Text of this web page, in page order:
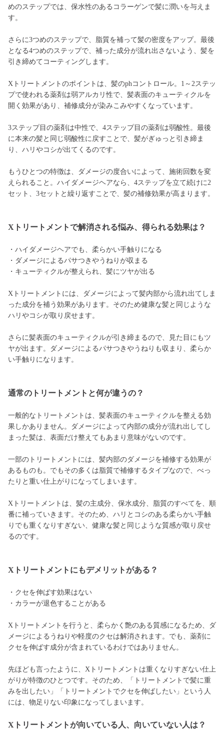
めのステップでは、保水性のあるコラーゲンで髪に潤いを与えま
す。
さらに3つめのステップで、脂質を補って髪の密度をアップ。最後
となる4つめのステップで、補った成分が流れ出さないよう、髪を
引き締めてコーティングします。
Xトリートメントのポイントは、髪のphコントロール。1～2ステッ
プで使われる薬剤は弱アルカリ性で、髪表面のキューティクルを
開く効果があり、補修成分が染みこみやすくなっています。
3ステップ目の薬剤は中性で、4ステップ目の薬剤は弱酸性。最後
に本来の髪と同じ弱酸性に戻すことで、髪がぎゅっと引き締ま
り、ハリやコシが出てくるのです。
もうひとつの特徴は、ダメージの度合いによって、施術回数を変
えられること。ハイダメージヘアなら、4ステップを立て続けに2
セット、3セットと繰り返すことで、髪の補修効果が高まります。
Xトリートメントで解消される悩み、得られる効果は？
・ハイダメージヘアでも、柔らかい手触りになる
・ダメージによるパサつきやうねりが収まる
・キューティクルが整えられ、髪にツヤが出る
Xトリートメントには、ダメージによって髪内部から流れ出てしま
った成分を補う効果があります。そのため健康な髪と同じような
ハリやコシが取り戻せます。
さらに髪表面のキューティクルが引き締まるので、見た目にもツ
ヤが出ます。ダメージによるパサつきやうねりも収まり、柔らか
い手触りになります。
通常のトリートメントと何が違うの？
一般的なトリートメントは、髪表面のキューティクルを整える効
果しかありません。ダメージによって内部の成分が流れ出してし
まった髪は、表面だけ整えてもあまり意味がないのです。
一部のトリートメントには、髪内部のダメージを補修する効果が
あるものも。でもその多くは脂質で補修するタイプなので、べっ
たりと重い仕上がりになってしまいます。
Xトリートメントは、髪の主成分、保水成分、脂質のすべてを、順
番に補っていきます。そのため、ハリとコシのある柔らかい手触
りでも重くなりすぎない、健康な髪と同じような質感が取り戻せ
るのです。
Xトリートメントにもデメリットがある？
・クセを伸ばす効果はない
・カラーが退色することがある
Xトリートメントを行うと、柔らかく艶のある質感になるため、ダ
メージによるうねりや軽度のクセは解消されます。でも、薬剤に
クセを伸ばす成分が含まれているわけではありません。
先ほども言ったように、Xトリートメントは重くなりすぎない仕上
がりが特徴のひとつです。そのため、「トリートメントで髪に重
みを出したい」「トリートメントでクセを伸ばしたい」という人
には、物足りない印象になってしまいます。
Xトリートメントが向いている人、向いていない人は？